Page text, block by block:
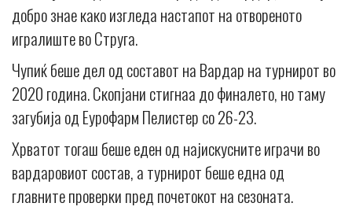
добро знае како изгледа настапот на отвореното
игралиште во Струга.
Чупиќ беше дел од составот на Вардар на турнирот во
2020 година. Скопјани стигнаа до финалето, но таму
загубија од Еурофарм Пелистер со 26-23.
Хрватот тогаш беше еден од најискусните играчи во
вардаровиот состав, а турнирот беше една од
главните проверки пред почетокот на сезоната.